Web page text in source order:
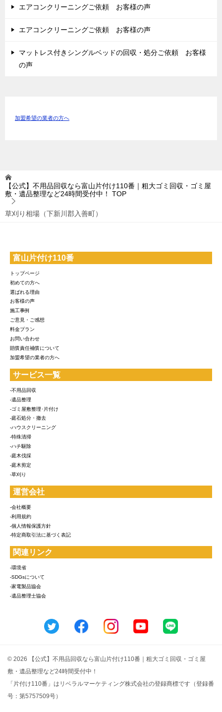
エアコンクリーニングご依頼 お客様の声
エアコンクリーニングご依頼 お客様の声
マットレス付きシングルベッドの回収・処分ご依頼 お客様
の声
加盟希望の業者の方へ
【公式】不用品回収なら富山片付け110番｜粗大ゴミ回収・ゴミ屋
敷・遺品整理など24時間受付中！
TOP
草刈り相場（下新川郡入善町）
富山片付け110番
トップページ
初めての方へ
選ばれる理由
お客様の声
施工事例
ご意見・ご感想
料金プラン
お問い合わせ
賠償責任補償について
加盟希望の業者の方へ
サービス一覧
-不用品回収
-遺品整理
-ゴミ屋敷整理･片付け
-庭石処分・撤去
-ハウスクリーニング
-特殊清掃
-ハチ駆除
-庭木伐採
-庭木剪定
-草刈り
運営会社
-会社概要
-利用規約
-個人情報保護方針
-特定商取引法に基づく表記
関連リンク
-環境省
-SDGsについて
-家電製品協会
-遺品整理士協会
© 2026 【公式】不用品回収なら富山片付け110番｜粗大ゴミ回収・ゴミ屋
敷・遺品整理など24時間受付中！
「片付け110番」はリベラルマーケティング株式会社の登録商標です（登録番
号：第5757509号）